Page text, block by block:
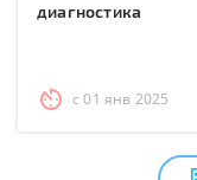
диагностика
с 01 янв 2025